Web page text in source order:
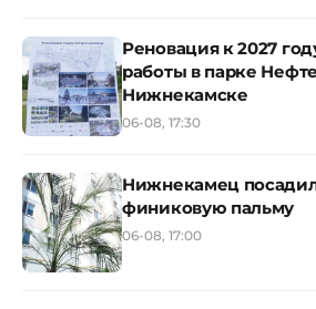
Реновация к 2027
работы в парке
Нижнекамске
06-08, 17:30
Нижнекамец
финиковую пальму
06-08, 17:00